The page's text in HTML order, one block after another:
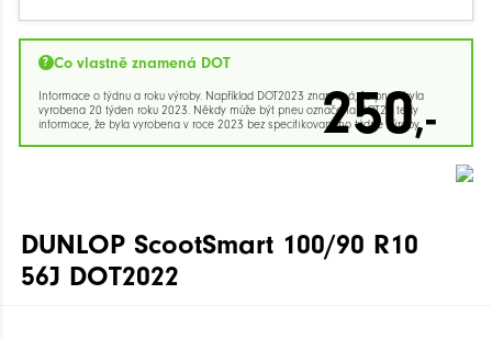
Co vlastně znamená DOT
Informace o týdnu a roku výroby. Například DOT2023 znamená, že pneu byla
vyrobena 20 týden roku 2023. Někdy může být pneu označena DOT23 tedy
informace, že byla vyrobena v roce 2023 bez specifikovaného týdne výroby.
250,-
DUNLOP ScootSmart 100/90 R10
56J DOT2022